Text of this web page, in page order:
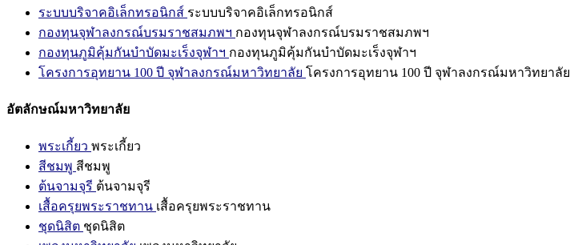
ระบบบริจาคอิเล็กทรอนิกส์ ระบบบริจาคอิเล็กทรอนิกส์
กองทุนจุฬาลงกรณ์บรมราชสมภพฯ กองทุนจุฬาลงกรณ์บรมราชสมภพฯ
กองทุนภูมิคุ้มกันบำบัดมะเร็งจุฬาฯ กองทุนภูมิคุ้มกันบำบัดมะเร็งจุฬาฯ
โครงการอุทยาน 100 ปี จุฬาลงกรณ์มหาวิทยาลัย โครงการอุทยาน 100 ปี จุฬาลงกรณ์มหาวิทยาลัย
อัตลักษณ์มหาวิทยาลัย
พระเกี้ยว พระเกี้ยว
สีชมพู สีชมพู
ต้นจามจุรี ต้นจามจุรี
เสื้อครุยพระราชทาน เสื้อครุยพระราชทาน
ชุดนิสิต ชุดนิสิต